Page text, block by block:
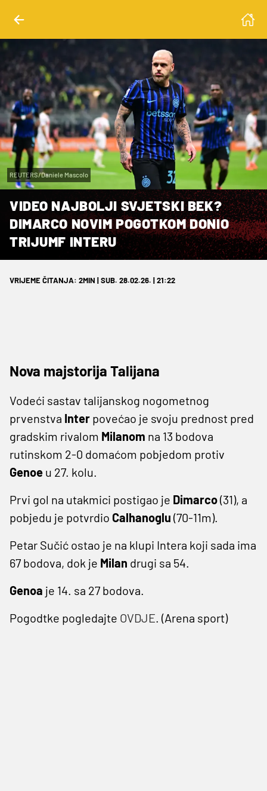
REUTERS/Daniele Mascolo
VIDEO NAJBOLJI SVJETSKI BEK?
DIMARCO NOVIM POGOTKOM DONIO
TRIJUMF INTERU
VRIJEME ČITANJA: 2MIN | SUB. 28.02.26. | 21:22
Nova majstorija Talijana
Vodeći sastav talijanskog nogometnog
prvenstva Inter povećao je svoju prednost pred
gradskim rivalom Milanom na 13 bodova
rutinskom 2-0 domaćom pobjedom protiv
Genoe u 27. kolu.
Prvi gol na utakmici postigao je Dimarco(31), a
pobjedu je potvrdio Calhanoglu (70-11m).
Petar Sučić ostao je na klupi Intera koji sada ima
67 bodova, dok je Milan drugi sa 54.
Genoa je 14. sa 27 bodova.
Pogodtke pogledajte OVDJE. (Arena sport)